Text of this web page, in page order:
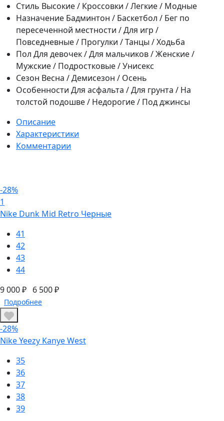
Стиль Высокие / Кроссовки / Легкие / Модные
Назначение Бадминтон / Баскетбол / Бег по
пересеченной местности / Для игр /
Повседневные / Прогулки / Танцы / Ходьба
Пол Для девочек / Для мальчиков / Женские /
Мужские / Подростковые / Унисекс
Сезон Весна / Демисезон / Осень
Особенности Для асфальта / Для грунта / На
толстой подошве / Недорогие / Под джинсы
Описание
Характеристики
Комментарии
-28%
1
Nike Dunk Mid Retro Черные
41
42
43
44
9 000 ₽ 6 500 ₽
Подробнее
-28%
Nike Yeezy Kanye West
35
36
37
38
39